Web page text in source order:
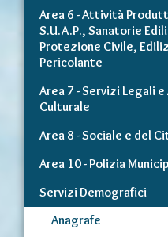
Area 6 - Attività
S.U.A.P., Sanatorie
Protezione Civile,
Pericolante
Area 7 - Servizi Legali
Culturale
Area 8 - Sociale e del
Area 10 - Polizia
Servizi Demografici
Anagrafe